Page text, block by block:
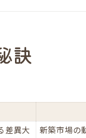
徹底解説
産売却術
サポート内容一覧
を伝える方法
買取の違い
訣
差異大
新築市場の